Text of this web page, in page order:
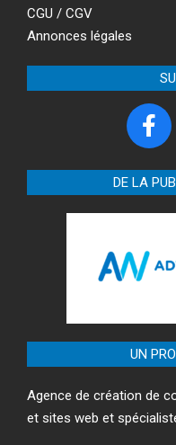
CGU / CGV
Annonces légales
DE LA
UN
Agence de création de
et sites web et